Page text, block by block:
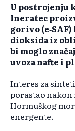
U postrojenju
Ineratec
gorivo
dioksida iz
bi moglo
uvoza nafte i
Interes za
porastao nakon
Hormuškog
energente.